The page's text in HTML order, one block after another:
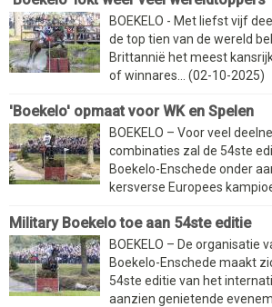
BOEKELO - Met liefst vijf
de top tien van de wereld
Brittannië het meest
of winnares... (02-10-2025)
'Boekelo' opmaat voor WK en Spelen
BOEKELO – Voor veel
combinaties zal de 54ste
Boekelo-Enschede onder
kersverse Europees
Military Boekelo toe aan 54ste editie
BOEKELO – De organisatie
Boekelo-Enschede maakt
54ste editie van het
aanzien genietende